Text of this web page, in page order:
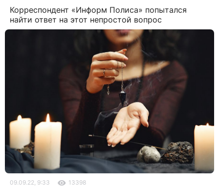
Корреспондент «Информ Полиса» попытался
найти ответ на этот непростой вопрос
09.09.22, 9:33 13398